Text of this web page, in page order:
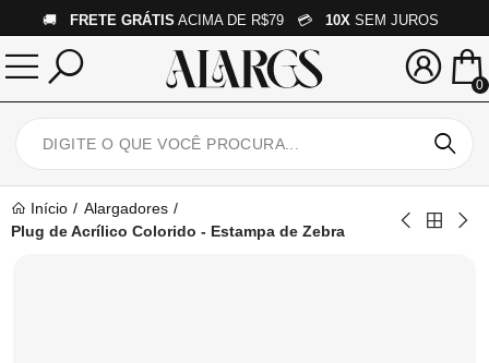
🚚 FRETE GRÁTIS ACIMA DE R$79 💳 10X SEM JUROS
0
Início
Alargadores
Plug de Acrílico Colorido - Estampa de Zebra